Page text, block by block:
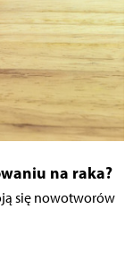
na raka?
się nowotworów